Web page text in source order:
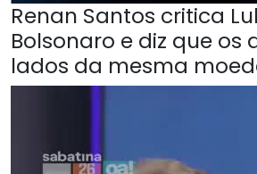
Renan Santos critica
Bolsonaro e diz que os
lados da mesma